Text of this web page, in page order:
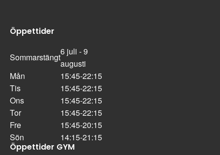
Öppettider
Sommarstängt
6 juli - 9
augusti
Mån
15:45-22:15
Tis
15:45-22:15
Ons
15:45-22:15
Tor
15:45-22:15
Fre
15:45-20:15
Sön
14:15-21:15
Öppettider GYM